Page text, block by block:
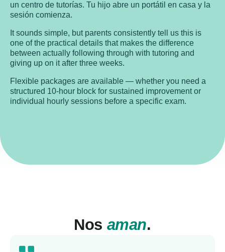
un centro de tutorías. Tu hijo abre un portátil en casa y la
sesión comienza.
It sounds simple, but parents consistently tell us this is
one of the practical details that makes the difference
between actually following through with tutoring and
giving up on it after three weeks.
Flexible packages are available — whether you need a
structured 10-hour block for sustained improvement or
individual hourly sessions before a specific exam.
Nos aman.